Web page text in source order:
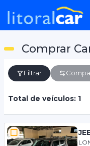
Comprar
Filtrar
Total de veículos: 1